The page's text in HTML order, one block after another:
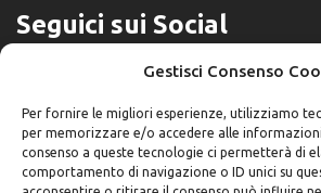
Gestisci Consenso
Per fornire le migliori esperienze, utilizziamo
per memorizzare e/o accedere alle
consenso a queste tecnologie ci permetterà di
comportamento di navigazione o ID unici su
Seguici sui Social